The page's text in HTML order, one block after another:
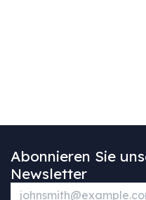
Abonnieren Sie
Newsletter